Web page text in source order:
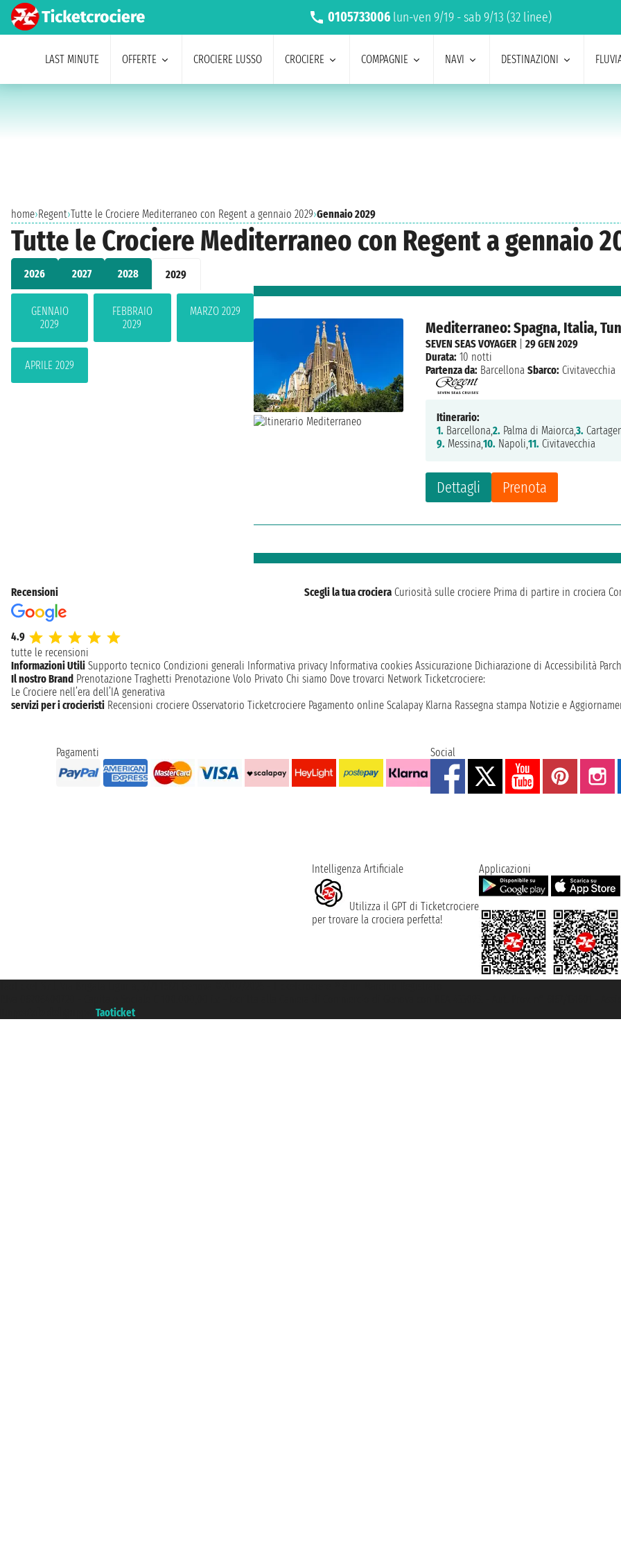
0105733006 lun-ven 9/19 - sab 9/13 (32 linee)
LAST MINUTE OFFERTE CROCIERE LUSSO CROCIERE COMPAGNIE NAVI DESTINAZIONI
home›Regent›Tutte le Crociere Mediterraneo con Regent a gennaio 2029›Gennaio 2029
Tutte le Crociere Mediterraneo con Regent a gennaio
2026 2027 2028 2029
GENNAIO
2029
FEBBRAIO
2029
MARZO 2029
APRILE 2029
Mediterraneo: Spagna, Italia,
Dettagli Prenota
SEVEN SEAS VOYAGER|29 GEN 2029
Durata: 10 notti
Partenza da: Barcellona Sbarco: Civitavecchia
Itinerario:
1. Barcellona,2. Palma di Maiorca,3.
9. Messina,10. Napoli,11. Civitavecchia
Recensioni
4.9
tutte le recensioni
Scegli la tua crociera Curiosità sulle crociere Prima di partire in crociera
Informazioni Utili Supporto tecnico Condizioni generali Informativa privacy Informativa cookies Assicurazione Dichiarazione di Accessibilità
Il nostro Brand Prenotazione Traghetti Prenotazione Volo Privato Chi siamo Dove trovarci Network Ticketcrociere:
Le Crociere nell’era dell’IA generativa
servizi per i crocieristi Recensioni crociere Osservatorio Ticketcrociere Pagamento online Scalapay Klarna Rassegna stampa Notizie e
Pagamenti Social
Intelligenza Artificiale
Utilizza il GPT di Ticketcrociere
per trovare la crociera perfetta!
Applicazioni
Taoticket